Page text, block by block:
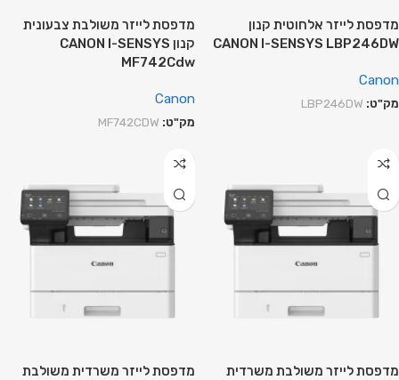
מדפסת לייזר אלחוטית קנון
CANON I-SENSYS LBP246DW
Canon
מק"ט: LBP246DW
מדפסת ‏לייזר משולבת צבעונית
קנון CANON I-SENSYS
MF742Cdw
Canon
מק"ט: MF742CDW
מדפסת לייזר משולבת משרדית
מדפסת לייזר משרדית משולבת